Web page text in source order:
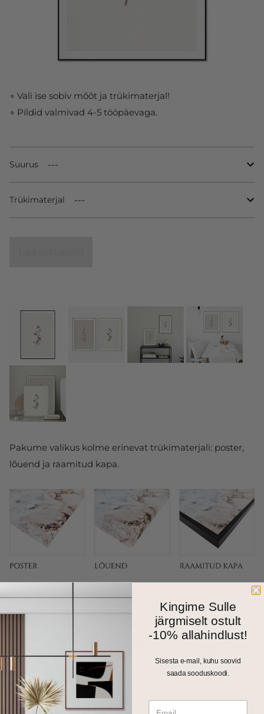
Pakume valikus kolme erinevat trükimaterjali: poster,
lõuend ja raamitud kapa.
Fotokapal on kitsas 1cm harjatud alumiiniumraam.
Valikus on matt must, kuldne ja hõbedane toon.
∘ Vali ise sobiv mõõt ja trükimaterjal!
∘ Pildid valmivad 4-5 tööpäevaga.
Suurus
Trükimaterjal
Kingime Sulle
järgmiselt ostult
-10% allahindlust!
Sisesta e-mail, kuhu soovid
saada sooduskoodi.